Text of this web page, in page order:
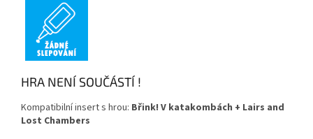
HRA NENÍ SOUČÁSTÍ !
Kompatibilní insert s hrou: Břink! V katakombách + Lairs and
Lost Chambers